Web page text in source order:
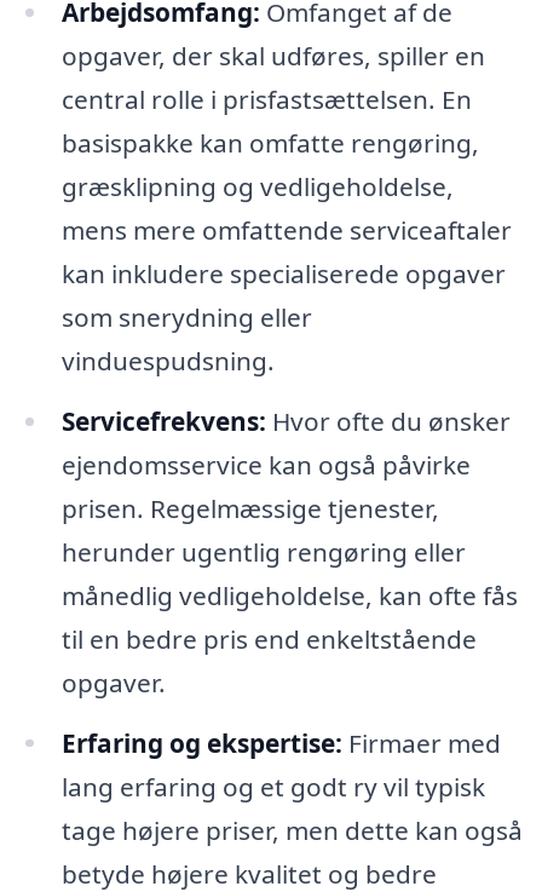
Arbejdsomfang: Omfanget af de
opgaver, der skal udføres, spiller en
central rolle i prisfastsættelsen. En
basispakke kan omfatte rengøring,
græsklipning og vedligeholdelse,
mens mere omfattende serviceaftaler
kan inkludere specialiserede opgaver
som snerydning eller
vinduespudsning.
Servicefrekvens: Hvor ofte du ønsker
ejendomsservice kan også påvirke
prisen. Regelmæssige tjenester,
herunder ugentlig rengøring eller
månedlig vedligeholdelse, kan ofte fås
til en bedre pris end enkeltstående
opgaver.
Erfaring og ekspertise: Firmaer med
lang erfaring og et godt ry vil typisk
tage højere priser, men dette kan også
betyde højere kvalitet og bedre